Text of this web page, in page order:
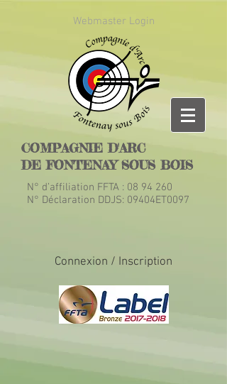
Webmaster Login
COMPAGNIE D'ARC
DE FONTENAY SOUS BOIS
N° d’affiliation FFTA : 08 94 260
N° Déclaration DDJS: 09404ET0097
Connexion / Inscription